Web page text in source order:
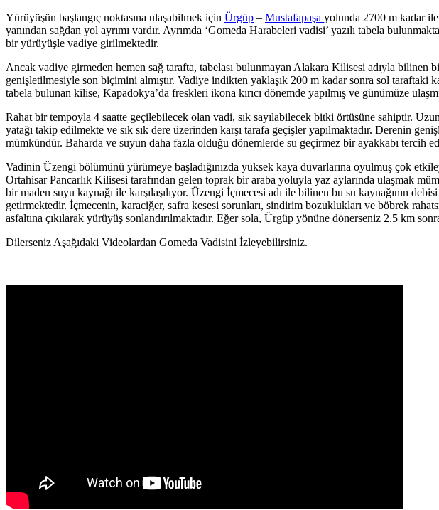
Yürüyüşün başlangıç noktasına ulaşabilmek için Ürgüp – Mustafapaşa yolunda 2700 m kadar
yanından sağdan yol ayrımı vardır. Ayrımda ‘Gomeda Harabeleri vadisi’ yazılı tabela
bir yürüyüşle vadiye girilmektedir.
Ancak vadiye girmeden hemen sağ tarafta, tabelası bulunmayan Alakara Kilisesi adıyla bilinen
genişletilmesiyle son biçimini almıştır. Vadiye indikten yaklaşık 200 m kadar sonra sol
tabela bulunan kilise, Kapadokya’da freskleri ikona kırıcı dönemde yapılmış ve günümüze
Rahat bir tempoyla 4 saatte geçilebilecek olan vadi, sık sayılabilecek bitki örtüsüne sahiptir.
yatağı takip edilmekte ve sık sık dere üzerinden karşı tarafa geçişler yapılmaktadır. Derenin
mümkündür. Baharda ve suyun daha fazla olduğu dönemlerde su geçirmez bir ayakkabı tercih
Vadinin Üzengi bölümünü yürümeye başladığınızda yüksek kaya duvarlarına oyulmuş çok
Ortahisar Pancarlık Kilisesi tarafından gelen toprak bir araba yoluyla yaz aylarında ulaşmak
bir maden suyu kaynağı ile karşılaşılıyor. Üzengi İçmecesi adı ile bilinen bu su kaynağının
getirmektedir. İçmecenin, karaciğer, safra kesesi sorunları, sindirim bozuklukları ve böbrek
asfaltına çıkılarak yürüyüş sonlandırılmaktadır. Eğer sola, Ürgüp yönüne dönerseniz 2.5 km
Dilerseniz Aşağıdaki Videolardan Gomeda Vadisini İzleyebilirsiniz.